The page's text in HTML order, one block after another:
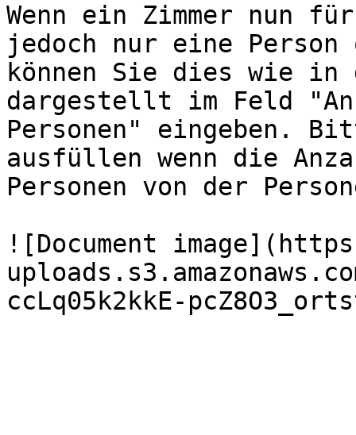
Wenn ein Zimmer nun
jedoch nur eine
können Sie dies wie in
dargestellt im Feld
Personen" eingeben.
ausfüllen wenn die
Personen von der
![Document